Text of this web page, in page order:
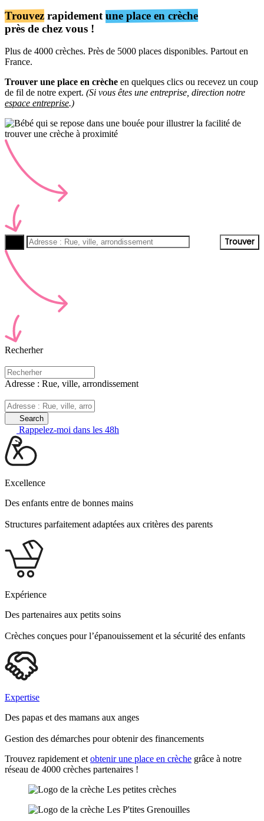
Trouvez rapidement une place en crèche
près de chez vous !
Plus de 4000 crèches. Près de 5000 places disponibles. Partout en
France.
Trouver une place en crèche en quelques clics ou recevez un coup
de fil de notre expert. (Si vous êtes une entreprise, direction notre
espace entreprise.)
Trouver
Recherher
Adresse : Rue, ville, arrondissement
Search
Rappelez-moi dans les 48h
Excellence
Des enfants entre de bonnes mains
Structures parfaitement adaptées aux critères des parents
Expérience
Des partenaires aux petits soins
Crèches conçues pour l’épanouissement et la sécurité des enfants
Expertise
Des papas et des mamans aux anges
Gestion des démarches pour obtenir des financements
Trouvez rapidement etobtenir une place en crèche grâce à notre
réseau de 4000 crèches partenaires !